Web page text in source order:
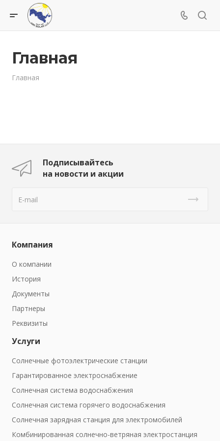
Главная
Главная
Подписывайтесь
на новости и акции
Компания
О компании
История
Документы
Партнеры
Реквизиты
Услуги
Солнечные фотоэлектрические станции
Гарантированное электроснабжение
Солнечная система водоснабжения
Солнечная система горячего водоснабжения
Солнечная зарядная станция для электромобилей
Комбинированная солнечно-ветряная электростанция